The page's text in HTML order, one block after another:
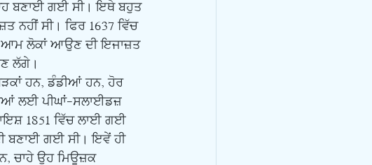
ਬਣਾਈ ਗਈ ਸੀ। ਇਥੇ ਬਹੁਤ
ਨਹੀਂ ਸੀ। ਫਿਰ 1637 ਵਿੱਚ
ਆਮ ਲੋਕਾਂ ਆਉਣ ਦੀ ਇਜਾਜ਼ਤ
ਲੱਗੇ।
ਲਈ ਪੀਘਾਂ-ਸਲਾਈਡਜ਼
1851 ਵਿੱਚ ਲਾਈ ਗਈ
ਬਣਾਈ ਗਈ ਸੀ। ਇਵੇਂ ਹੀ
ਚਾਹੇ ਉਹ ਮਿਊਜ਼ਕ